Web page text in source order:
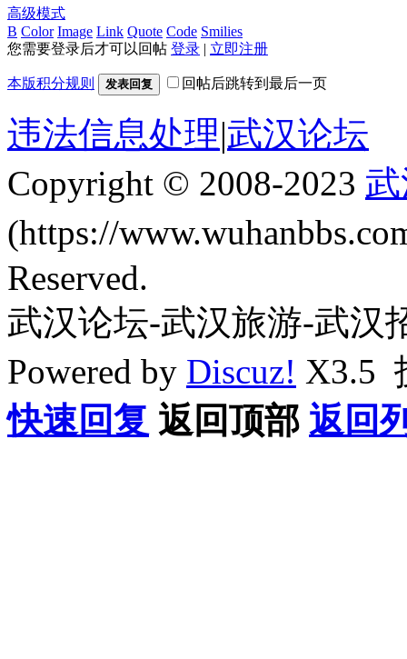
高级模式
B Color Image Link Quote Code Smilies
您需要登录后才可以回帖 登录 | 立即注册
本版积分规则 发表回复 回帖后跳转到最后一页
违法信息处理|武汉论坛
Copyright © 2008-2023
(https://
Reserved.
武汉论坛-武汉旅游-武汉
Powered by Discuz! X3.5
快速回复 返回顶部 返回